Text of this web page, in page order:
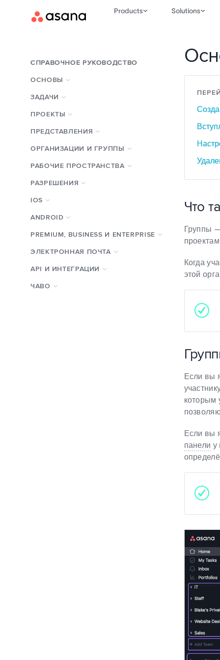
Products Solutions
СПРАВОЧНОЕ РУКОВОДСТВО
ОСНОВЫ
ЗАДАЧИ
ПРОЕКТЫ
ПРЕДСТАВЛЕНИЯ
ОРГАНИЗАЦИИ И ГРУППЫ
РАБОЧИЕ ПРОСТРАНСТВА
РАЗРЕШЕНИЯ
IOS
ANDROID
PREMIUM, BUSINESS И ENTERPRISE
ЭЛЕКТРОННАЯ ПОЧТА
API И ИНТЕГРАЦИИ
ЧАВО
Что
Группы
Когда
этой
Если вы
которым
Если вы
панели у